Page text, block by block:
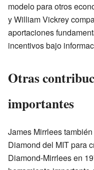
modelo para otros
y William Vickrey
aportaciones
incentivos bajo
Otras
importantes
James Mirrlees
Diamond del MIT para
Diamond-Mirrlees en